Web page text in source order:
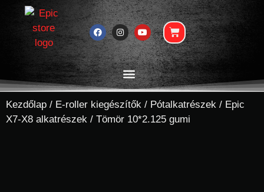
Kezdőlap / E-roller kiegészítők / Pótalkatrészek / Epic
X7-X8 alkatrészek / Tömör 10*2.125 gumi